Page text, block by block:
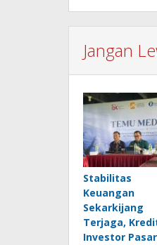
Jangan
Stabilitas
Keuangan
Sekarkijang
Terjaga,
Investor Pasar